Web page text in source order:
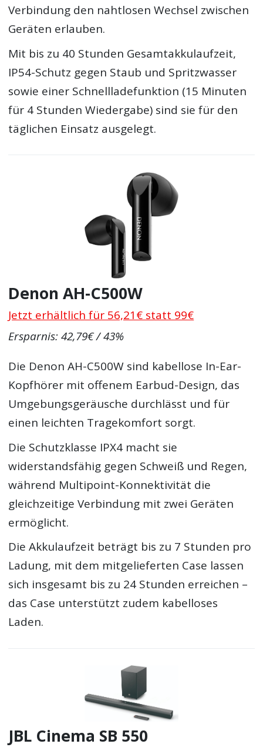
Verbindung den nahtlosen Wechsel zwischen
Geräten erlauben.
Mit bis zu 40 Stunden Gesamtakkulaufzeit,
IP54-Schutz gegen Staub und Spritzwasser
sowie einer Schnellladefunktion (15 Minuten
für 4 Stunden Wiedergabe) sind sie für den
täglichen Einsatz ausgelegt.
Denon AH-C500W
Jetzt erhältlich für 56,21€ statt 99€
Ersparnis: 42,79€ / 43%
Die Denon AH-C500W sind kabellose In-Ear-
Kopfhörer mit offenem Earbud-Design, das
Umgebungsgeräusche durchlässt und für
einen leichten Tragekomfort sorgt.
Die Schutzklasse IPX4 macht sie
widerstandsfähig gegen Schweiß und Regen,
während Multipoint-Konnektivität die
gleichzeitige Verbindung mit zwei Geräten
ermöglicht.
Die Akkulaufzeit beträgt bis zu 7 Stunden pro
Ladung, mit dem mitgelieferten Case lassen
sich insgesamt bis zu 24 Stunden erreichen –
das Case unterstützt zudem kabelloses
Laden.
JBL Cinema SB 550